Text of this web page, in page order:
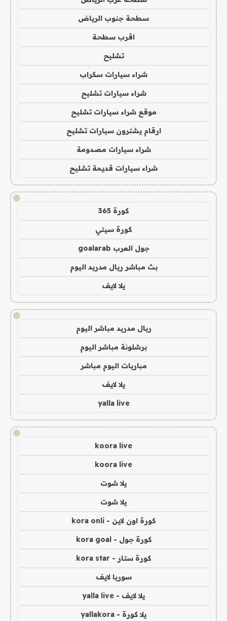
سطحة جنوب الرياض
اقرب سطحة
تشليح
شراء سيارات سكراب
شراء سيارات تشليح
موقع شراء سيارات تشليح
ارقام يشترون سيارات تشليح
شراء سيارات مصدومة
شراء سيارات قديمة تشليح
!
كورة 365
كورة سيتي
جول العرب goalarab
بث مباشر ريال مدريد اليوم
يلا لايف
!
ريال مدريد مباشر اليوم
برشلونة مباشر اليوم
مباريات اليوم مباشر
يلا لايف
yalla live
!
koora live
koora live
يلا شوت
يلا شوت
كورة اون لاين - kora onli
كورة جول - kora goal
كورة ستار - kora star
سوريا لايف
يلا لايف - yalla live
يلا كورة - yallakora